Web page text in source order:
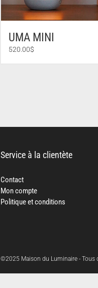
UMA MINI
520.00$
Service à la clientète
Contact
Mon compte
Politique et conditions
©2025 Maison du Luminaire - Tous